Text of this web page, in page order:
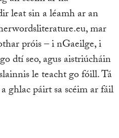
leat sin a léamh ar an
mar
próis – i nGaeilge, i
dtí seo, agus aistriúcháin
le teacht go fóill. Tá
ghlac páirt sa scéim ar fáil